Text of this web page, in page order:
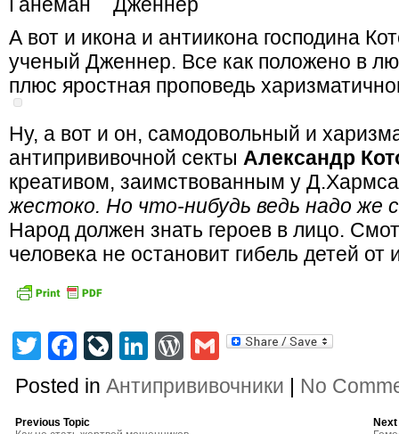
А вот и икона и антиикона господина
ученый Дженнер. Все как положено в
плюс яростная проповедь
Ну, а вот и он, самодовольный и
антипрививочной секты Александр
креативом, заимствованным у
жестоко. Но что-нибудь ведь надо же
Народ должен знать героев в лицо.
человека не остановит гибель детей
TwitterFacebook
LiveJournal
LinkedIn
WordPress
Gmail
Posted inАнтипрививочники | No
Previous Topic